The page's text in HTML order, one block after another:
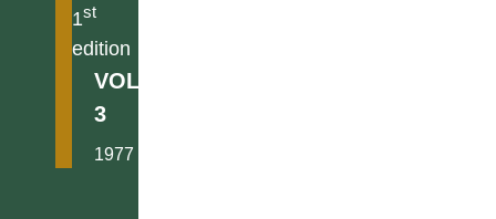
1st
edition
VOL.
3
1977